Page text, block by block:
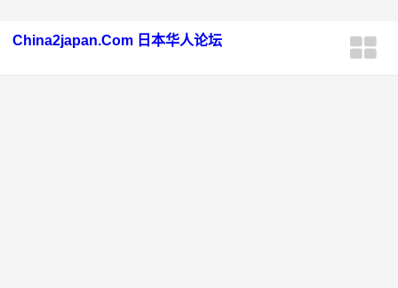
China2japan.Com 日本华人论坛